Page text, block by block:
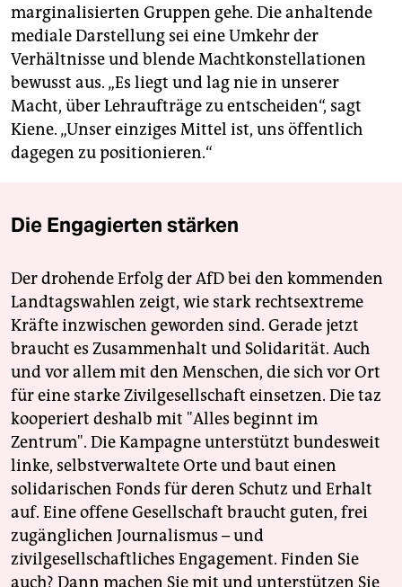
marginalisierten Gruppen gehe. Die anhaltende
mediale Darstellung sei eine Umkehr der
Verhältnisse und blende Machtkonstellationen
bewusst aus. „Es liegt und lag nie in unserer
Macht, über Lehraufträge zu entscheiden“, sagt
Kiene. „Unser einziges Mittel ist, uns öffentlich
dagegen zu positionieren.“
Die Engagierten stärken
Der drohende Erfolg der AfD bei den kommenden
Landtagswahlen zeigt, wie stark rechtsextreme
Kräfte inzwischen geworden sind. Gerade jetzt
braucht es Zusammenhalt und Solidarität. Auch
und vor allem mit den Menschen, die sich vor Ort
für eine starke Zivilgesellschaft einsetzen. Die taz
kooperiert deshalb mit "Alles beginnt im
Zentrum". Die Kampagne unterstützt bundesweit
linke, selbstverwaltete Orte und baut einen
solidarischen Fonds für deren Schutz und Erhalt
auf. Eine offene Gesellschaft braucht guten, frei
zugänglichen Journalismus – und
zivilgesellschaftliches Engagement. Finden Sie
auch? Dann machen Sie mit und unterstützen Sie